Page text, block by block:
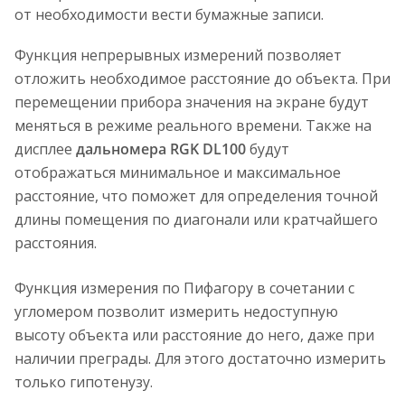
от необходимости вести бумажные записи.
Функция непрерывных измерений позволяет
отложить необходимое расстояние до объекта. При
перемещении прибора значения на экране будут
меняться в режиме реального времени. Также на
дисплее дальномера RGK DL100будут
отображаться минимальное и максимальное
расстояние, что поможет для определения точной
длины помещения по диагонали или кратчайшего
расстояния.
Функция измерения по Пифагору в сочетании с
угломером позволит измерить недоступную
высоту объекта или расстояние до него, даже при
наличии преграды. Для этого достаточно измерить
только гипотенузу.